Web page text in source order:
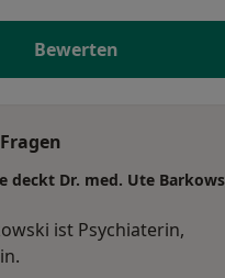
Bewerten
deckt Dr. med. Ute
ist Psychiaterin,